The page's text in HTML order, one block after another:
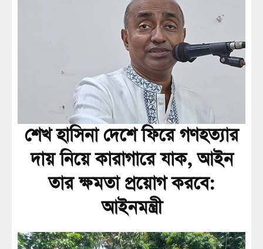
শেখ হাসিনা দেশে ফিরে গণহত্যার
দায় নিয়ে কারাগারে যাক, আইন
তার ক্ষমতা প্রয়োগ করবে:
আইনমন্ত্রী